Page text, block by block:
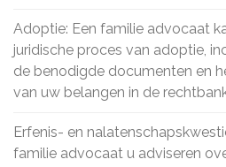
Adoptie: Een familie advocaat
juridische proces van adoptie,
de benodigde documenten en
van uw belangen in de
Erfenis- en
familie advocaat u adviseren